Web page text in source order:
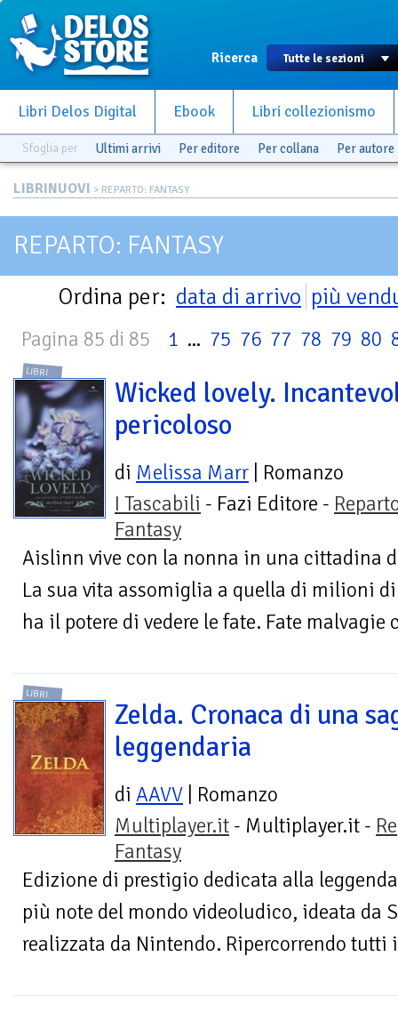
Ricerca
Libri Delos Digital Ebook Libri collezionismo
Sfoglia per Ultimi arrivi Per editore Per collana Per autore
LIBRINUOVI > REPARTO: FANTASY
REPARTO: FANTASY
Ordina per: data di arrivo più
Pagina 85 di 85 1 ... 75 76 77 78 79 80
LIBRI
Wicked lovely.
pericoloso
di Melissa Marr | Romanzo
I Tascabili - Fazi Editore -
Fantasy
Aislinn vive con la nonna in una cittadina
La sua vita assomiglia a quella di milioni di
ha il potere di vedere le fate. Fate malvagie
LIBRI
Zelda. Cronaca di una
leggendaria
di AAVV | Romanzo
Multiplayer.it - Multiplayer.it -
Fantasy
Edizione di prestigio dedicata alla
più note del mondo videoludico, ideata da
realizzata da Nintendo. Ripercorrendo